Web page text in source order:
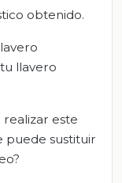
obtenido.
llavero
este
puede sustituir